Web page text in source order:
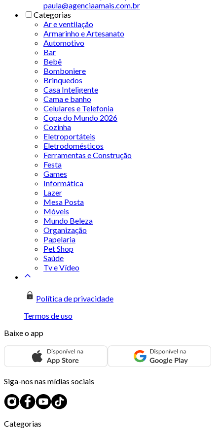
paula@agenciaamais.com.br
Categorias
Ar e ventilação
Armarinho e Artesanato
Automotivo
Bar
Bebê
Bomboniere
Brinquedos
Casa Inteligente
Cama e banho
Celulares e Telefonia
Copa do Mundo 2026
Cozinha
Eletroportáteis
Eletrodomésticos
Ferramentas e Construção
Festa
Games
Informática
Lazer
Mesa Posta
Móveis
Mundo Beleza
Organização
Papelaria
Pet Shop
Saúde
Tv e Vídeo
Política de privacidade
Termos de uso
Baixe o app
Siga-nos nas mídias sociais
Categorias